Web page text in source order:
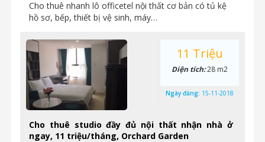
Cho thuê nhanh lô officetel nội thất cơ bản có tủ kệ
hồ sơ, bếp, thiết bị vệ sinh, máy…
Cho thuê studio đầy đủ nội thất nhận nhà ở
ngay, 11 triệu/tháng, Orchard Garden
11 Triệu
Diện tích:28 m2
Ngày đăng: 15-11-2018